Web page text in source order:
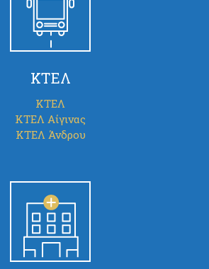
ΚΤΕΛ
ΚΤΕΛ
ΚΤΕΛ Αίγινας
ΚΤΕΛ Άνδρου